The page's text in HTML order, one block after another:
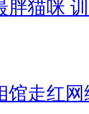
胖猫咪
馆走红网